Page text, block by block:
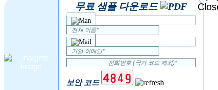
무료 샘플 다운로드
보안 코드